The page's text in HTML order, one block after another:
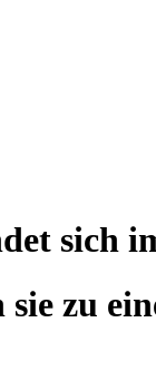
sich
zu